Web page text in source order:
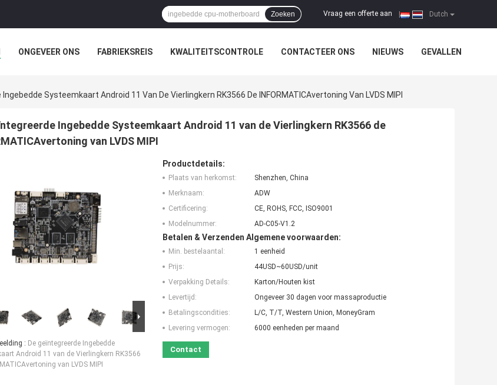
Dutch
Vraag een offerte aan
Zoeken
ONGEVEER ONS FABRIEKSREIS KWALITEITSCONTROLE CONTACTEER ONS NIEUWS GEVALLEN
Systeemkaart Android 11 Van De Vierlingkern RK3566 De INFORMATICAvertoning Van LVDS MIPI
Ingebedde Systeemkaart Android 11 van de Vierlingkern RK3566 de
van LVDS MIPI
: De geïntegreerde Ingebedde
Android 11 van de Vierlingkern RK3566
van LVDS MIPI
Productdetails:
Plaats van herkomst:
Shenzhen, China
Merknaam:
ADW
Certificering:
CE, ROHS, FCC, ISO9001
Modelnummer:
AD-C05-V1.2
Betalen & Verzenden Algemene voorwaarden:
Min. bestelaantal:
1 eenheid
Prijs:
44USD~60USD/unit
Verpakking Details:
Karton/Houten kist
Levertijd:
Ongeveer 30 dagen voor massaproductie
Betalingscondities:
L/C, T/T, Western Union, MoneyGram
Levering vermogen:
6000 eenheden per maand
Contact